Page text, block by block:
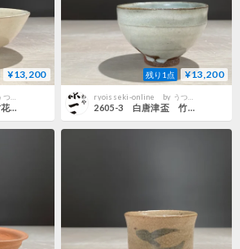
¥13,200
2605-4 粉引盃 竹花正弘
残り1点 ¥13,200
2605-3 白唐津盃 竹花正弘